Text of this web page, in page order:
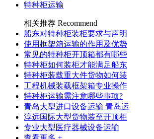
特种柜运输
相关推荐 Recommend
船东对特种柜装柜要求与声明
使用框架箱运输的作用及优势
常见的特种柜开顶箱都有哪些
特种柜如何装柜才能满足船东
特种柜装载重大件货物如何装
工程机械装载框架箱专业操作
特种柜运输需注意哪些事项?
青岛大型进口设备运输 青岛运
淳远国际大型货物装至开顶柜
专业大型医疗器械设备运输